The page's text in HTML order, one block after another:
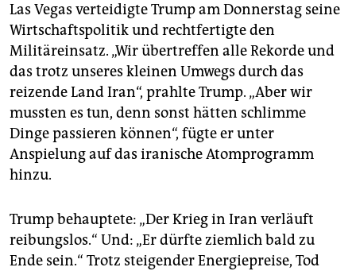
epaper login
Las Vegas verteidigte Trump am Donnerstag seine
Wirtschaftspolitik und rechtfertigte den
Militäreinsatz. „Wir übertreffen alle Rekorde und
das trotz unseres kleinen Umwegs durch das
reizende Land Iran“, prahlte Trump. „Aber wir
mussten es tun, denn sonst hätten schlimme
Dinge passieren können“, fügte er unter
Anspielung auf das iranische Atomprogramm
hinzu.
Trump behauptete: „Der Krieg in Iran verläuft
reibungslos.“ Und: „Er dürfte ziemlich bald zu
Ende sein.“ Trotz steigender Energiepreise, Tod